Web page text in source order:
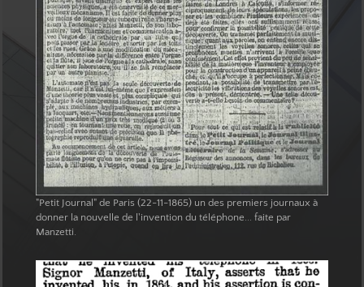
"Petit Journal" de Paris (22-11-1865) un des premiers journaux à
donner la nouvelle de l'invention du téléphone... faite par
Manzetti.